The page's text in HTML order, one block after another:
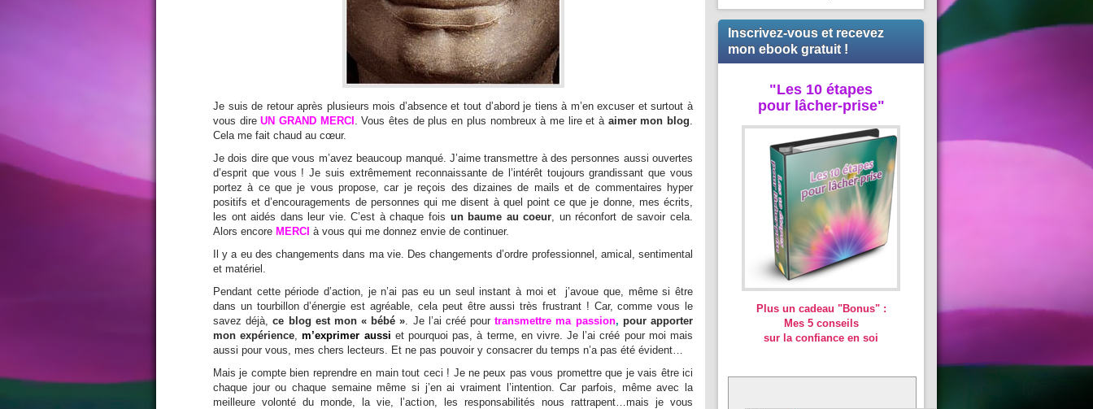
Je suis de retour après plusieurs mois d’absence et tout d’abord je tiens à m’en excuser et surtout à
vous direUN GRAND MERCI . Vous êtes de plus en plus nombreux à me lire et à aimer mon blog
Cela me fait chaud au cœur.
Je dois dire que vous m’avez beaucoup manqué. J’aime transmettre à des personnes aussi ouvertes
d’esprit que vous ! Je suis extrêmement reconnaissante de l’intérêt toujours grandissant que vous
portez à ce que je vous propose, car je reçois des dizaines de mails et de commentaires hyper
positifs et d’encouragements de personnes qui me disent à quel point ce que je donne, mes écrits,
les ont aidés dans leur vie. C’est à chaque fois un baume au coeur , un réconfort de savoir cela.
Alors encore MERCI à vous qui me donnez envie de continuer.
Il y a eu des changements dans ma vie. Des changements d’ordre professionnel, amical, sentimental
et matériel.
Pendant cette période d’action, je n’ai pas eu un seul instant à moi et j’avoue que, même si être
dans un tourbillon d’énergie est agréable, cela peut être aussi très frustrant ! Car, comme vous le
savez déjà,ce blog est mon « bébé » . Je l’ai créé pourtransmettre ma passion, pour apporter
mon expérience m’exprimer aussi et pourquoi pas, à terme, en vivre. Je l’ai créé pour moi mais
aussi pour vous, mes chers lecteurs. Et ne pas pouvoir y consacrer du temps n’a pas été évident…
Mais je compte bien reprendre en main tout ceci ! Je ne peux pas vous promettre que je vais être ici
chaque jour ou chaque semaine même si j’en ai vraiment l’intention. Car parfois, même avec la
meilleure volonté du monde, la vie, l’action, les responsabilités nous rattrapent…mais je vous
Inscrivez-vous et recevez
mon ebook gratuit !
"Les 10 étapes
pour lâcher-prise"
Plus un cadeau "Bonus" :
Mes 5 conseils
sur la confiance en soi